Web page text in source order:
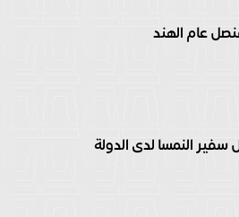
عام الهند
النمسا لدى الدولة